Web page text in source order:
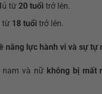
từ 20 tuổi trở lên.
từ 18 tuổi trở lên.
năng lực hành vi và sự tự
nam và nữ không bị mất